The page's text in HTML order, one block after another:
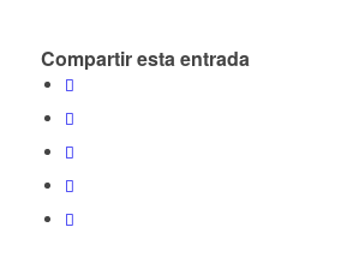
Compartir esta entrada